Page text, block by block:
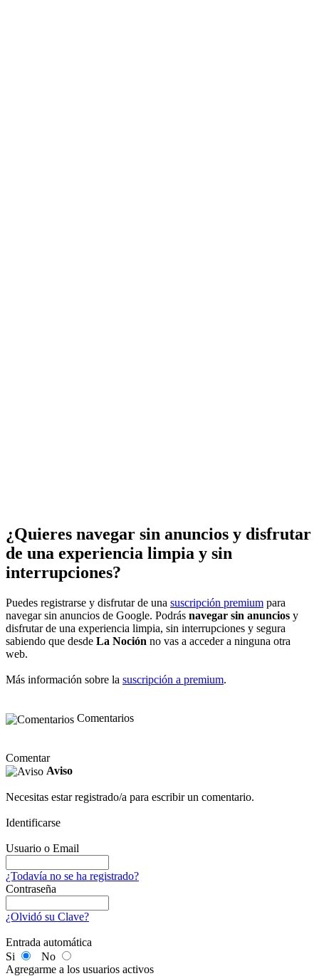
¿Quieres navegar sin anuncios y disfrutar
de una experiencia limpia y sin
interrupciones?
Puedes registrarse y disfrutar de una suscripción premium para
navegar sin anuncios de Google. Podrás navegar sin anuncios y
disfrutar de una experiencia limpia, sin interrupciones y segura
sabiendo que desde La Noción no vas a acceder a ninguna otra
web.
Más información sobre la suscripción a premium.
Comentarios
Comentar
Aviso
Necesitas estar registrado/a para escribir un comentario.
Identificarse
Usuario o Email
¿Todavía no se ha registrado?
Contraseña
¿Olvidó su Clave?
Entrada automática
Si
No
Agregarme a los usuarios activos